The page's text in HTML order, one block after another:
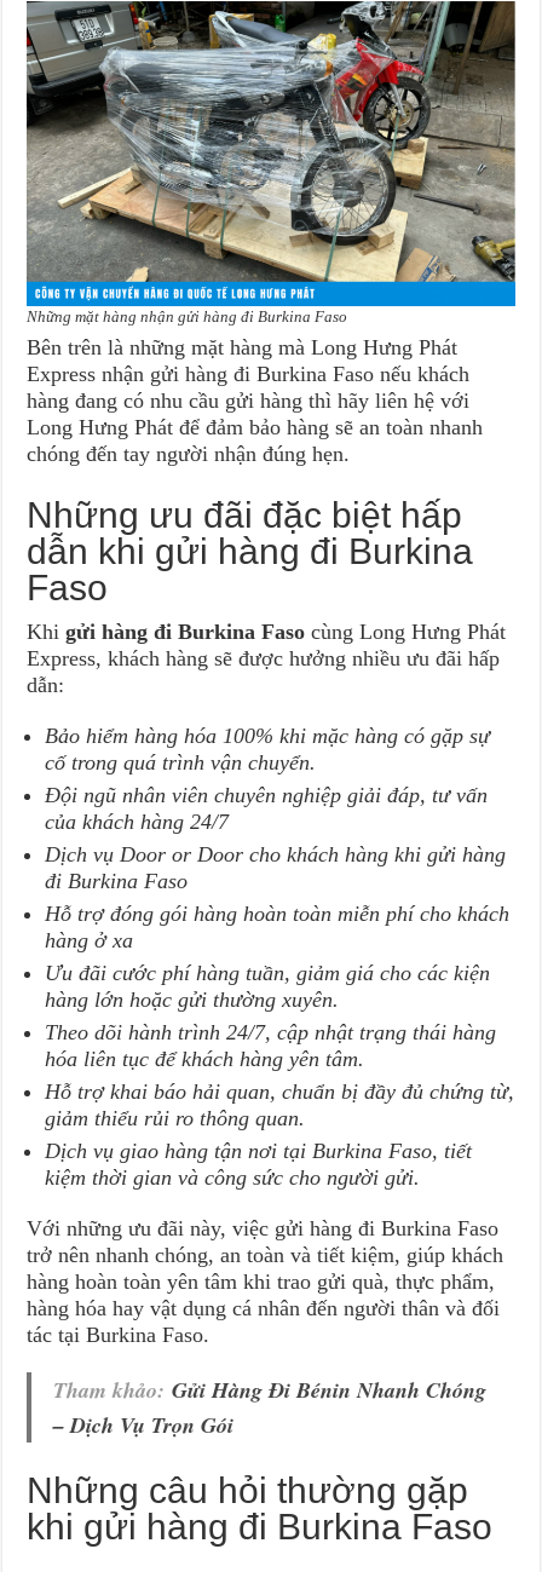
Những mặt hàng nhận gửi hàng đi Burkina Faso
Bên trên là những mặt hàng mà Long Hưng Phát
Express nhận gửi hàng đi Burkina Faso nếu khách
hàng đang có nhu cầu gửi hàng thì hãy liên hệ với
Long Hưng Phát để đảm bảo hàng sẽ an toàn nhanh
chóng đến tay người nhận đúng hẹn.
Những ưu đãi đặc biệt hấp
dẫn khi gửi hàng đi Burkina
Faso
Khi gửi hàng đi Burkina Faso cùng Long Hưng Phát
Express, khách hàng sẽ được hưởng nhiều ưu đãi hấp
dẫn:
Bảo hiểm hàng hóa 100% khi mặc hàng có gặp sự
cố trong quá trình vận chuyển.
Đội ngũ nhân viên chuyên nghiệp giải đáp, tư vấn
của khách hàng 24/7
Dịch vụ Door or Door cho khách hàng khi gửi hàng
đi Burkina Faso
Hỗ trợ đóng gói hàng hoàn toàn miễn phí cho khách
hàng ở xa
Ưu đãi cước phí hàng tuần, giảm giá cho các kiện
hàng lớn hoặc gửi thường xuyên.
Theo dõi hành trình 24/7, cập nhật trạng thái hàng
hóa liên tục để khách hàng yên tâm.
Hỗ trợ khai báo hải quan, chuẩn bị đầy đủ chứng từ,
giảm thiểu rủi ro thông quan.
Dịch vụ giao hàng tận nơi tại Burkina Faso, tiết
kiệm thời gian và công sức cho người gửi.
Với những ưu đãi này, việc gửi hàng đi Burkina Faso
trở nên nhanh chóng, an toàn và tiết kiệm, giúp khách
hàng hoàn toàn yên tâm khi trao gửi quà, thực phẩm,
hàng hóa hay vật dụng cá nhân đến người thân và đối
tác tại Burkina Faso.
Tham khảo:Gửi Hàng Đi Bénin Nhanh Chóng
– Dịch Vụ Trọn Gói
Những câu hỏi thường gặp
khi gửi hàng đi Burkina Faso